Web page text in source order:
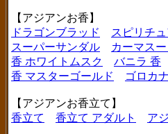
【アジアンお香】
ドラゴンブラッド
スピリチ
スーパーサンダル
カーマス
香 ホワイトムスク
バニラ 香
香 マスターゴールド
ゴロカ
【アジアンお香立て】
香立て
香立て アダルト ア